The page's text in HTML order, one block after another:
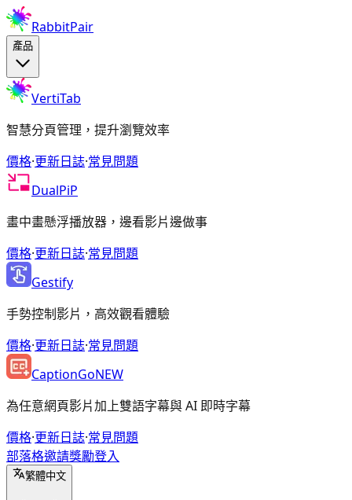
RabbitPair
產品
VertiTab
智慧分頁管理，提升瀏覽效率
價格·更新日誌·常見問題
DualPiP
畫中畫懸浮播放器，邊看影片邊做事
價格·更新日誌·常見問題
Gestify
手勢控制影片，高效觀看體驗
價格·更新日誌·常見問題
CaptionGoNEW
為任意網頁影片加上雙語字幕與 AI 即時字幕
價格·更新日誌·常見問題
部落格邀請獎勵登入
繁體中文